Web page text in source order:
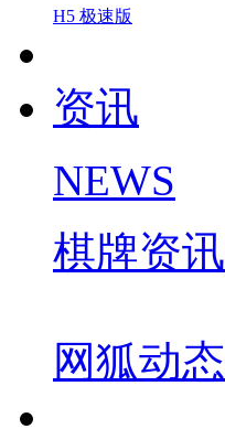
H5 极速版
资讯
NEWS
棋牌资讯
网狐动态